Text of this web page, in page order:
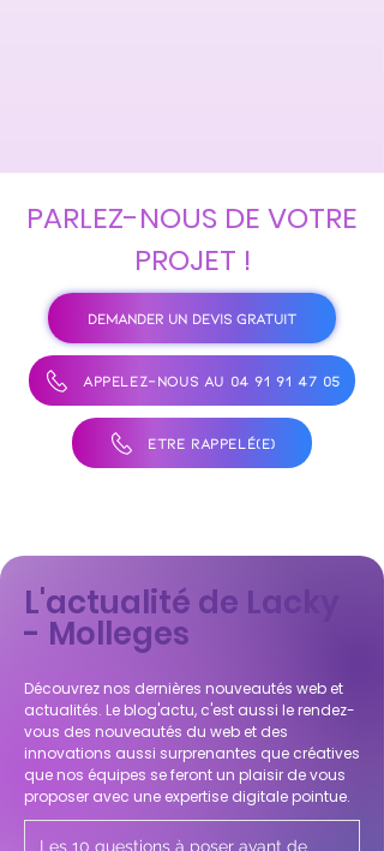
PARLEZ-NOUS DE VOTRE
PROJET !
DEMANDER UN DEVIS GRATUIT
APPELEZ-NOUS AU 04 91 91 47 05
ÊTRE RAPPELÉ(E)
L'actualité de Lacky
- Molleges
Découvrez nos dernières nouveautés web et
actualités. Le blog'actu, c'est aussi le rendez-
vous des nouveautés du web et des
innovations aussi surprenantes que créatives
que nos équipes se feront un plaisir de vous
proposer avec une expertise digitale pointue.
Les 10 questions à poser avant de